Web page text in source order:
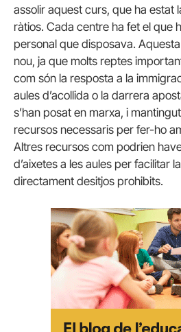
assolir aquest curs, que ha estat
ràtios. Cada centre ha fet el que
personal que disposava.
nou, ja que molts reptes
com són la resposta a la
aules d’acollida o la darrera
s’han posat en marxa, i
recursos necessaris per fer-ho
Altres recursos com podrien
d’aixetes a les aules per facilitar
directament desitjos prohibits.